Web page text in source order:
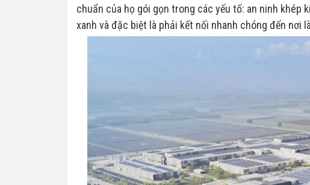
chuẩn của họ gói gọn trong các yếu tố: an ninh khép
xanh và đặc biệt là phải kết nối nhanh chóng đến nơi